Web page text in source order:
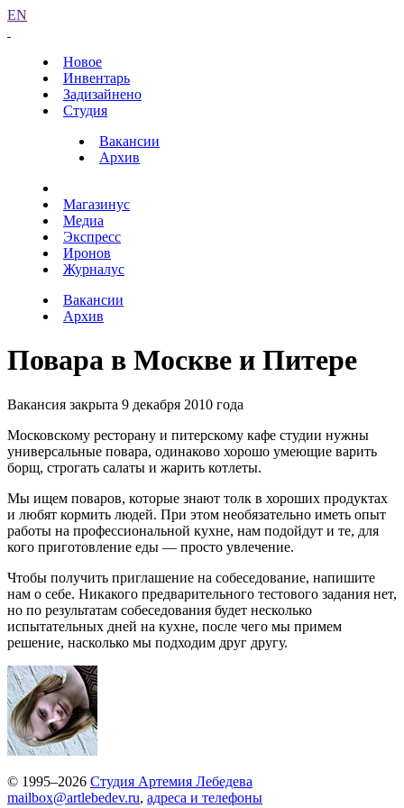
EN
Новое
Инвентарь
Задизайнено
Студия
Вакансии
Архив
Магазинус
Медиа
Экспресс
Иронов
Журналус
Вакансии
Архив
Повара в Москве и Питере
Вакансия закрыта 9 декабря 2010 года
Московскому ресторану и питерскому кафе студии нужны
универсальные повара, одинаково хорошо умеющие варить
борщ, строгать салаты и жарить котлеты.
Мы ищем поваров, которые знают толк в хороших продуктах
и любят кормить людей. При этом необязательно иметь опыт
работы на профессиональной кухне, нам подойдут и те, для
кого приготовление еды — просто увлечение.
Чтобы получить приглашение на собеседование, напишите
нам о себе. Никакого предварительного тестового задания нет,
но по результатам собеседования будет несколько
испытательных дней на кухне, после чего мы примем
решение, насколько мы подходим друг другу.
© 1995–2026 Студия Артемия Лебедева
mailbox@artlebedev.ru, адреса и телефоны